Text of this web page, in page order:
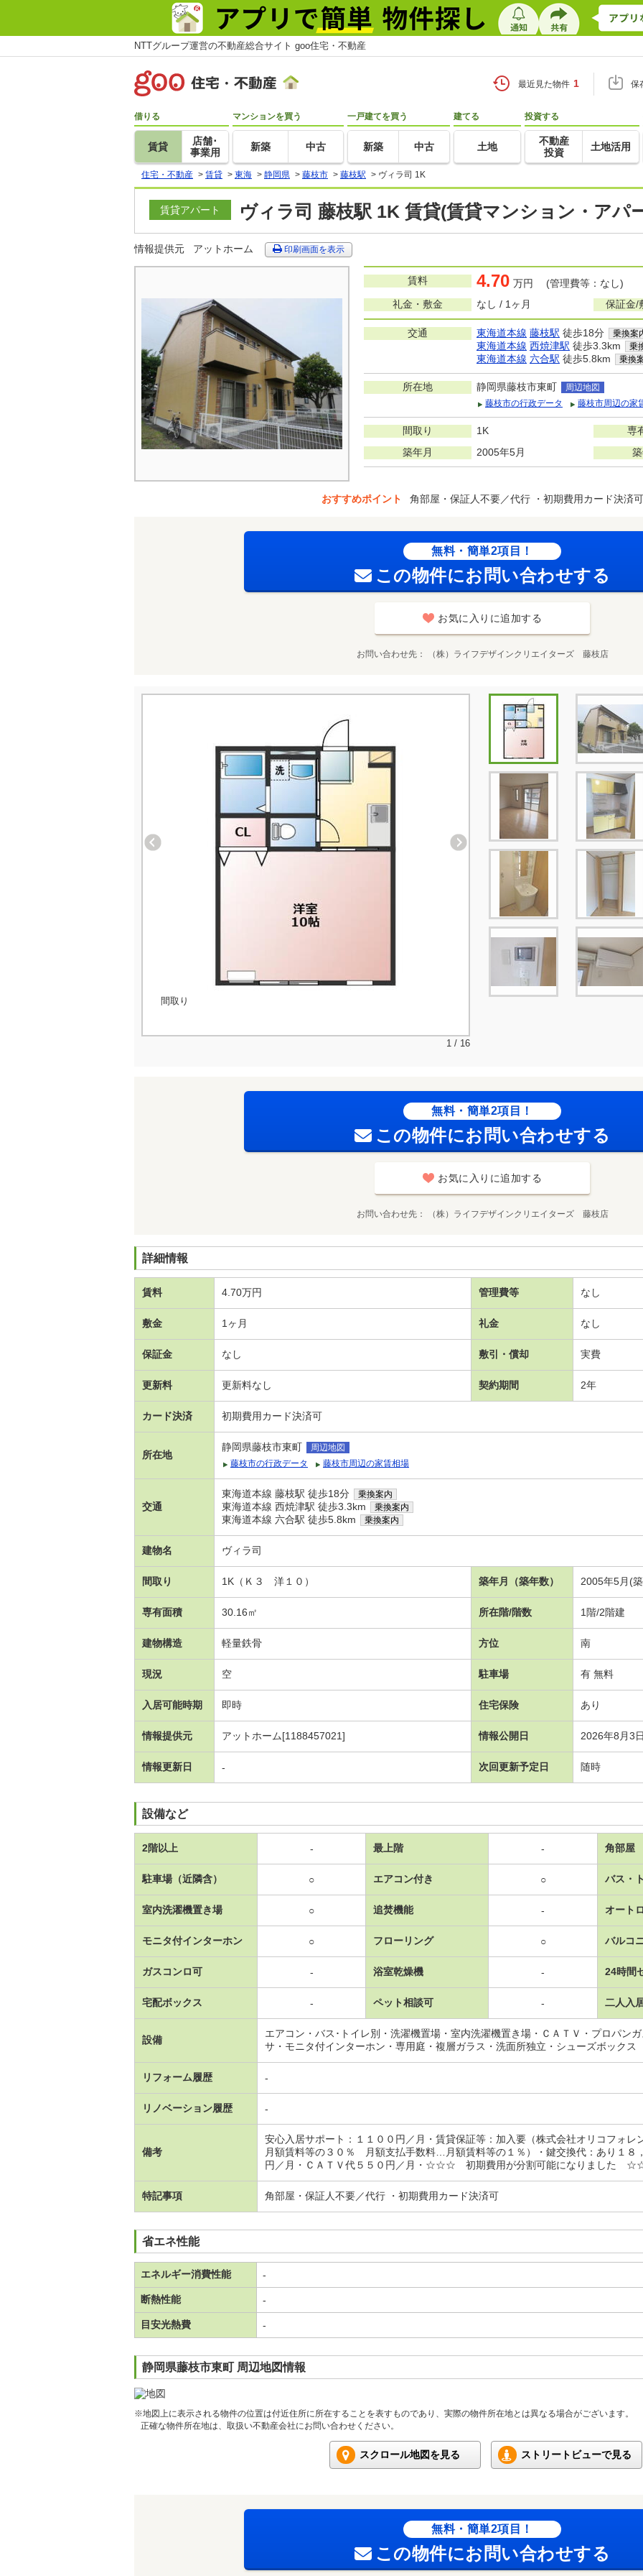
NTTグループ運営の不動産総合サイト goo住宅・不動産
最近見た物件 1 保
借りる
賃貸
店舗･
事業用
マンションを買う
新築 中古
一戸建てを買う
新築 中古
建てる
土地
投資する
不動産
投資
土地活用
住宅・不動産 > 賃貸 > 東海 > 静岡県 > 藤枝市 > 藤枝駅 > ヴィラ司 1K
賃貸アパート ヴィラ司 藤枝駅 1K 賃貸(賃貸マンション・アパ
情報提供元 アットホーム 印刷画面を表示
賃料 4.70 万円 (管理費等：なし)
礼金・敷金
なし / 1ヶ月 保証金/
交通 東海道本線 藤枝駅 徒歩18分 乗換案
東海道本線 西焼津駅 徒歩3.3km 乗
東海道本線 六合駅 徒歩5.8km 乗換
所在地 静岡県藤枝市東町
周辺地図
藤枝市の行政データ
藤枝市周辺の家
間取り 1K 専
築年月 2005年5月
おすすめポイント 角部屋・保証人不要／代行 ・初期費用カード決済可
無料・簡単2項目！
この物件にお問い合わせする
お気に入りに追加する
お問い合わせ先 （株）ライフデザインクリエイターズ 藤枝店
間取り
1 / 16
無料・簡単2項目！
この物件にお問い合わせする
お気に入りに追加する
お問い合わせ先 （株）ライフデザインクリエイターズ 藤枝店
詳細情報
賃料 4.70万円 管理費等 なし
敷金 1ヶ月 礼金 なし
保証金 なし 敷引・償却 実費
更新料 更新料なし 契約期間 2年
カード決済 初期費用カード決済可
所在地
静岡県藤枝市東町
周辺地図
藤枝市の行政データ
藤枝市周辺の家賃相場
交通
東海道本線 藤枝駅 徒歩18分 乗換案内
東海道本線 西焼津駅 徒歩3.3km 乗換案内
東海道本線 六合駅 徒歩5.8km 乗換案内
建物名 ヴィラ司
間取り 1K（Ｋ３ 洋１０） 築年月（築年数） 2005年5月(
専有面積 30.16㎡ 所在階/階数 1階/2階建
建物構造 軽量鉄骨 方位 南
現況 空 駐車場 有 無料
入居可能時期 即時 住宅保険 あり
情報提供元 アットホーム[1188457021] 情報公開日 2026年8月3日
情報更新日 - 次回更新予定日 随時
設備など
2階以上 - 最上階 - 角部屋
駐車場（近隣含） ○ エアコン付き ○ バス・
室内洗濯機置き場 ○ 追焚機能 - オート
モニタ付インターホン ○ フローリング ○ バルコ
ガスコンロ可 - 浴室乾燥機 - 24時間
宅配ボックス - ペット相談可 - 二人入
設備
エアコン・バス･トイレ別・洗濯機置場・室内洗濯機置き場・ＣＡＴＶ・プロパン
サ・モニタ付インターホン・専用庭・複層ガラス・洗面所独立・シューズボックス
リフォーム履歴 -
リノベーション履歴 -
備考
安心入居サポート：１１００円／月・賃貸保証等：加入要（株式会社オリコフォ
月額賃料等の３０％ 月額支払手数料…月額賃料等の１％）・鍵交換代：あり１８
円／月・ＣＡＴＶ代５５０円／月・☆☆☆ 初期費用が分割可能になりました
特記事項 角部屋・保証人不要／代行 ・初期費用カード決済可
省エネ性能
エネルギー消費性能 -
断熱性能 -
目安光熱費 -
静岡県藤枝市東町 周辺地図情報
※地図上に表示される物件の位置は付近住所に所在することを表すものであり、実際の物件所在地とは異なる場合がございます。
正確な物件所在地は、取扱い不動産会社にお問い合わせください。
スクロール地図を見る ストリートビューで見る
無料・簡単2項目！
この物件にお問い合わせする